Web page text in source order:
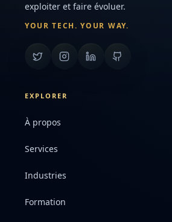
exploiter et faire évoluer.
YOUR TECH. YOUR WAY.
EXPLORER
À propos
Services
Industries
Formation